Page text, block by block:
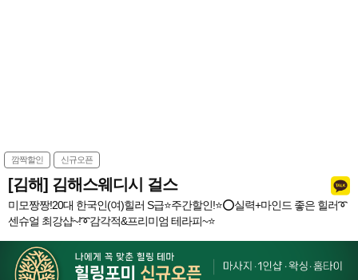
깜짝할인 신규오픈
[김해] 김해스웨디시 걸스
미모짱짱!20대 한국인(여)힐러 S급⭐️주간할인!⭐️⭕실력+마인드 좋은 힐러➰
센슈얼 최강샵~!➰감각적&프리미엄 테라피~⭐️